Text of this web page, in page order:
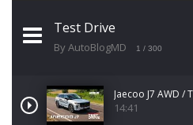
Test Drive
By AutoBlogMD 1 / 300
Jaecoo J7 AWD /
14:41